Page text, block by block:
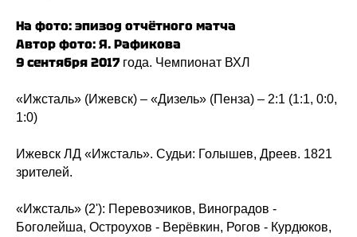
На фото: эпизод отчётного матча
Автор фото: Я. Рафикова
9 сентября 2017 года. Чемпионат ВХЛ
«Ижсталь» (Ижевск) – «Дизель» (Пенза) – 2:1 (1:1, 0:0,
1:0)
Ижевск ЛД «Ижсталь». Судьи: Голышев, Дреев. 1821
зрителей.
«Ижсталь» (2'): Перевозчиков, Виноградов -
Боголейша, Остроухов - Верёвкин, Рогов - Курдюков,